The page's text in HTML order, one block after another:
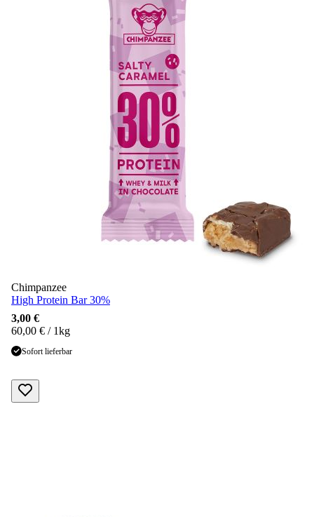
Chimpanzee
High Protein Bar 30%
3,00 €
60,00 € / 1kg
Sofort lieferbar